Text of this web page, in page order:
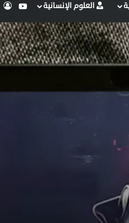
العلوم الإنسانية